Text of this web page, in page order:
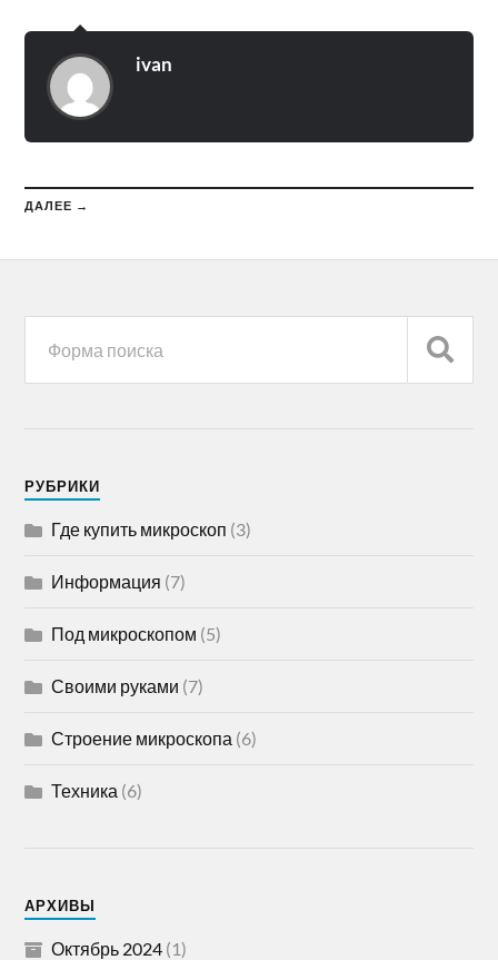
ivan
ДАЛЕЕ →
РУБРИКИ
Где купить микроскоп (3)
Информация (7)
Под микроскопом (5)
Своими руками (7)
Строение микроскопа (6)
Техника (6)
АРХИВЫ
Октябрь 2024 (1)